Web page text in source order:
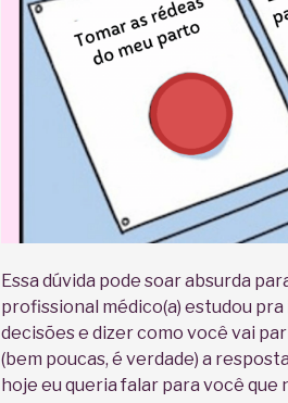
Essa dúvida pode soar absurda
profissional médico(a) estudou
decisões e dizer como você vai
(bem poucas, é verdade) a
hoje eu queria falar para você que